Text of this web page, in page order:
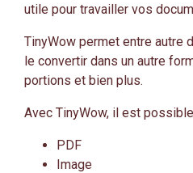
utile pour travailler vos
TinyWow permet entre autre
le convertir dans un autre
portions et bien plus.
Avec TinyWow, il est
PDF
Image